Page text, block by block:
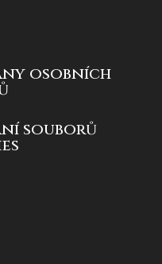
osobních
souborů